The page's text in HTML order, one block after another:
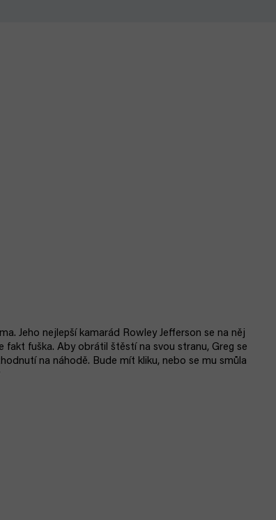
Jeho nejlepší kamarád Rowley Jefferson se na něj
fakt fuška. Aby obrátil štěstí na svou stranu, Greg se
na náhodě. Bude mít kliku, nebo se mu smůla